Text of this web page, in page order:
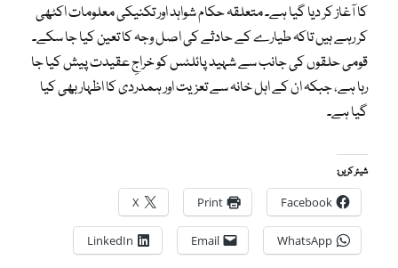
کا آغاز کر دیا گیا ہے۔ متعلقہ حکام شواہد اور تکنیکی معلومات اکٹھی
کر رہے ہیں تاکہ طیارے کے حادثے کی اصل وجہ کا تعین کیا جا سکے۔
قومی حلقوں کی جانب سے شہید پائلٹس کو خراجِ عقیدت پیش کیا جا
رہا ہے، جبکہ ان کے اہل خانہ سے تعزیت اور ہمدردی کا اظہار بھی کیا
گیا ہے۔
شیئر کریں:
Facebook
Print
X
WhatsApp
Email
LinkedIn